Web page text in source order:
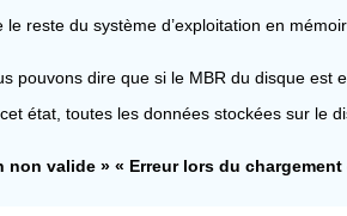
le reste du système d’exploitation en
pouvons dire que si le MBR du disque
état, toutes les données stockées sur le
non valide » « Erreur lors du